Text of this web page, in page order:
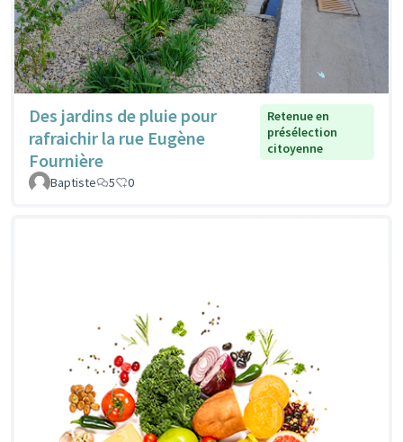
Des jardins de pluie pour
rafraichir la rue Eugène
Fournière
Retenue en
présélection
citoyenne
Baptiste 5 0